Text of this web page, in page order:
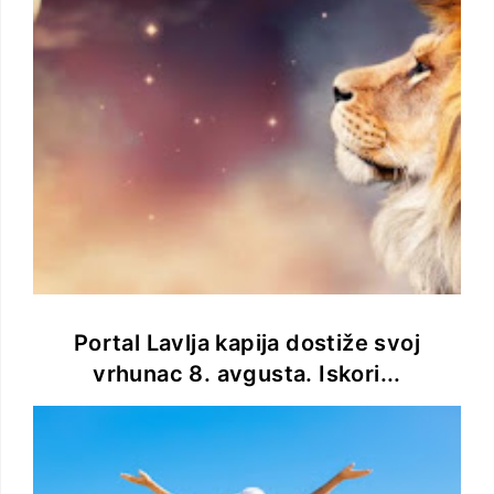
Portal Lavlja kapija dostiže svoj
vrhunac 8. avgusta. Iskori...